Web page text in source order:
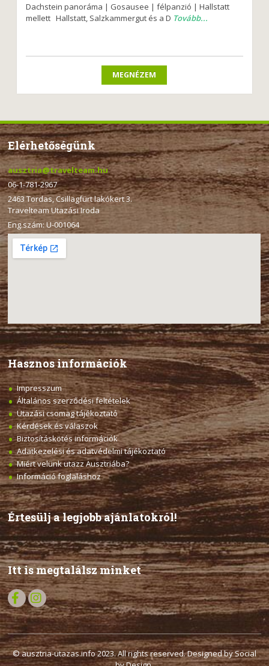
Dachstein panoráma | Gosausee | félpanzió | Hallstatt
mellett Hallstatt, Salzkammergut és a D Tovább...
MEGNÉZEM
Elérhetőségünk
ausztria@travelteam.hu
06-1-781-2967
2463 Tordas, Csillagfürt lakókert 3.
Travelteam Utazási Iroda
Eng.szám: U-001064
Hasznos információk
Impresszum
Általános szerződési feltételek
Utazási csomag tájékoztató
Kérdések és válaszok
Biztosításkötés információk
Adatkezelési és adatvédelmi tájékoztató
Miért velünk utazz Ausztriába?
Információ foglaláshoz
Értesülj a legjobb ajánlatokról!
Itt is megtalálsz minket
© ausztria-utazas.info 2023. All rights reserved. Designed by Social